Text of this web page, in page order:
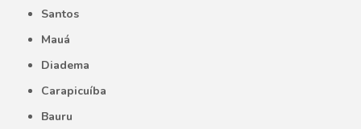
Santos
Mauá
Diadema
Carapicuíba
Bauru